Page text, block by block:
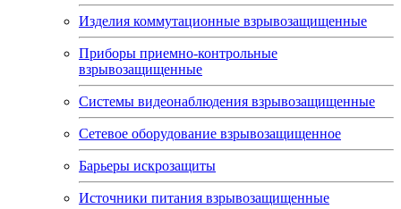
Изделия коммутационные взрывозащищенные
Приборы приемно-контрольные
взрывозащищенные
Системы видеонаблюдения взрывозащищенные
Сетевое оборудование взрывозащищенное
Барьеры искрозащиты
Источники питания взрывозащищенные